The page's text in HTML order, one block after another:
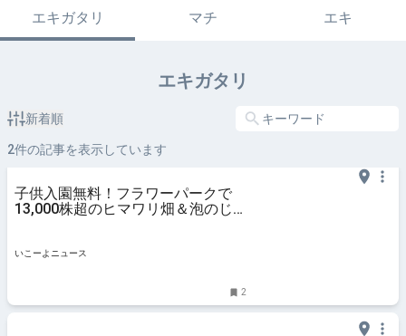
エキガタリ マチ エキ
エキガタリ
新着順
2件の記事を表示しています
子供入園無料！フラワーパークで
13,000株超のヒマワリ畑＆泡のじ
いこーよニュース
2